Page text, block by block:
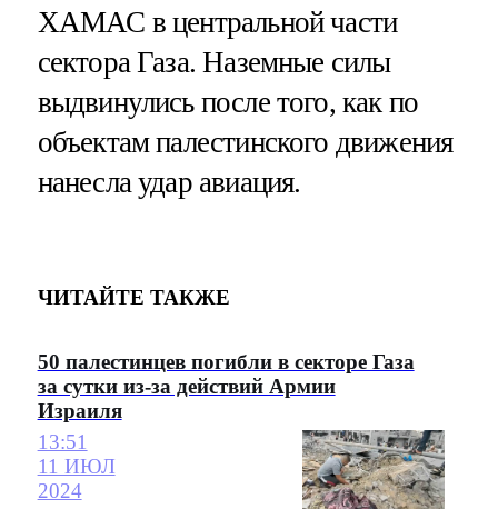
ХАМАС в центральной части
сектора Газа. Наземные силы
выдвинулись после того, как по
объектам палестинского движения
нанесла удар авиация.
ЧИТАЙТЕ ТАКЖЕ
50 палестинцев погибли в секторе Газа
за сутки из-за действий Армии
Израиля
13:51
11 ИЮЛ
2024